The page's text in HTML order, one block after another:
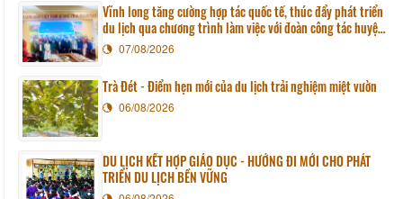
Vĩnh long tăng cường hợp tác quốc tế, thúc đẩy phát triển
du lịch qua chương trình làm việc với đoàn công tác huyện
Sunchang (Hàn quốc)
07/08/2026
Trà Đét - Điểm hẹn mới của du lịch trải nghiệm miệt vườn
06/08/2026
DU LỊCH KẾT HỢP GIÁO DỤC - HƯỚNG ĐI MỚI CHO PHÁT
TRIỂN DU LỊCH BỀN VỮNG